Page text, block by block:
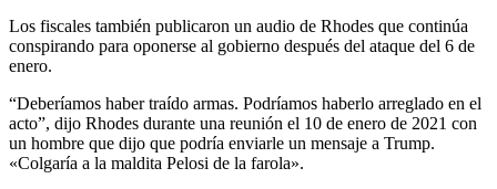
Los fiscales también publicaron un audio de Rhodes que continúa
conspirando para oponerse al gobierno después del ataque del 6 de
enero.
“Deberíamos haber traído armas. Podríamos haberlo arreglado en el
acto”, dijo Rhodes durante una reunión el 10 de enero de 2021 con
un hombre que dijo que podría enviarle un mensaje a Trump.
«Colgaría a la maldita Pelosi de la farola».